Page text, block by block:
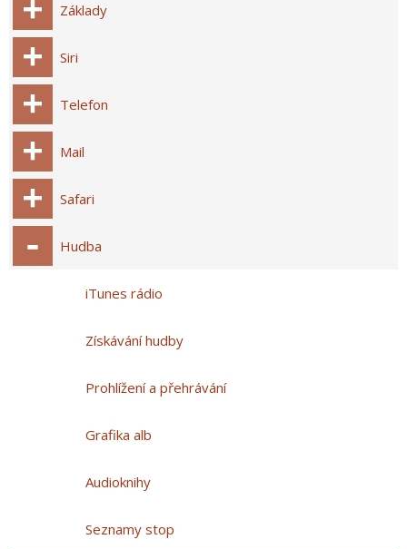
Základy
Siri
Telefon
Mail
Safari
Hudba
iTunes rádio
Získávání hudby
Prohlížení a přehrávání
Grafika alb
Audioknihy
Seznamy stop